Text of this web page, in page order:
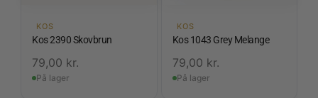
KOS
Kos 2390 Skovbrun
79,00 kr.
På lager
KOS
Kos 1043 Grey Melange
79,00 kr.
På lager